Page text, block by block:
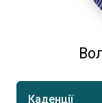
Каденції